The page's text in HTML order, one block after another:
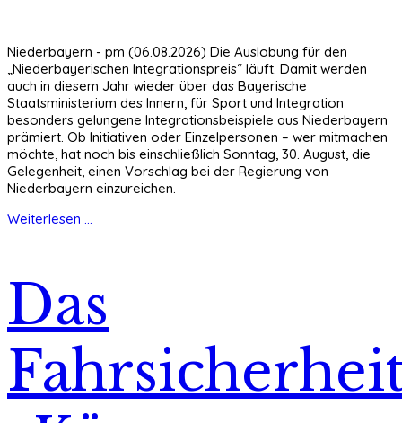
Niederbayern - pm (06.08.2026) Die Auslobung für den
„Niederbayerischen Integrationspreis“ läuft. Damit werden
auch in diesem Jahr wieder über das Bayerische
Staatsministerium des Innern, für Sport und Integration
besonders gelungene Integrationsbeispiele aus Niederbayern
prämiert. Ob Initiativen oder Einzelpersonen – wer mitmachen
möchte, hat noch bis einschließlich Sonntag, 30. August, die
Gelegenheit, einen Vorschlag bei der Regierung von
Niederbayern einzureichen.
Weiterlesen ...
Das